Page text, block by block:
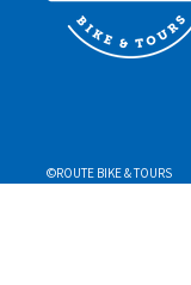
©ROUTE BIKE & TOURS